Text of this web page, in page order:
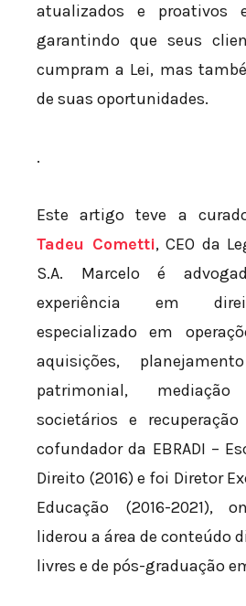
atualizados e proativos
garantindo que seus
cumpram a Lei, mas
de suas oportunidades.
.
Este artigo teve a
Tadeu Cometti, CEO da
S.A. Marcelo é
experiência em
especializado em
aquisições,
patrimonial,
societários e
cofundador da EBRADI –
Direito (2016) e foi Diretor
Educação (2016-2021),
liderou a área de conteúdo
livres e de pós-graduação